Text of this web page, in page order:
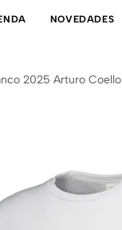
NOVEDADES
2025 Arturo Coello